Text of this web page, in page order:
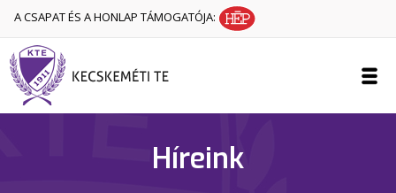
A CSAPAT ÉS A HONLAP TÁMOGATÓJA:
Híreink